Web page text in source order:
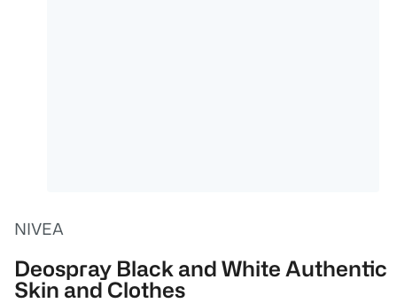
NIVEA
Deospray Black and White Authentic
Skin and Clothes